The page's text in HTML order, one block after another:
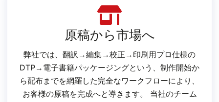
原稿から市場へ
弊社では、翻訳→編集→校正→印刷用プロ仕様の
DTP→電子書籍パッケージングという、制作開始か
ら配布までを網羅した完全なワークフローにより、
お客様の原稿を完成へと導きます。 当社のチーム